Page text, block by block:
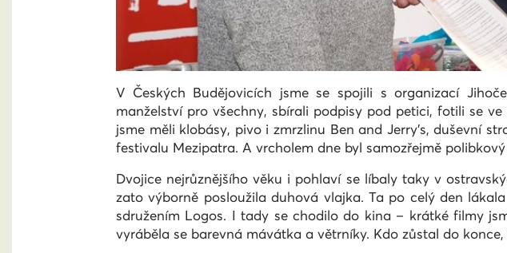
V Českých Budějovicích jsme se spojili s organizací
manželství pro všechny, sbírali podpisy pod petici, fotili se
jsme měli klobásy, pivo i zmrzlinu Ben and Jerry's, duševní
festivalu Mezipatra. A vrcholem dne byl samozřejmě
Dvojice nejrůznějšího věku i pohlaví se líbaly taky v
zato výborně posloužila duhová vlajka. Ta po celý den
sdružením Logos. I tady se chodilo do kina – krátké filmy
vyráběla se barevná mávátka a větrníky. Kdo zůstal do